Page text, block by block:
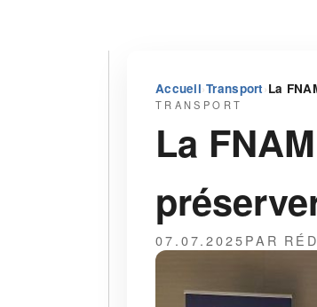
Accueil›Transport ›La
TRANSPORT
La
07.07.2025PAR